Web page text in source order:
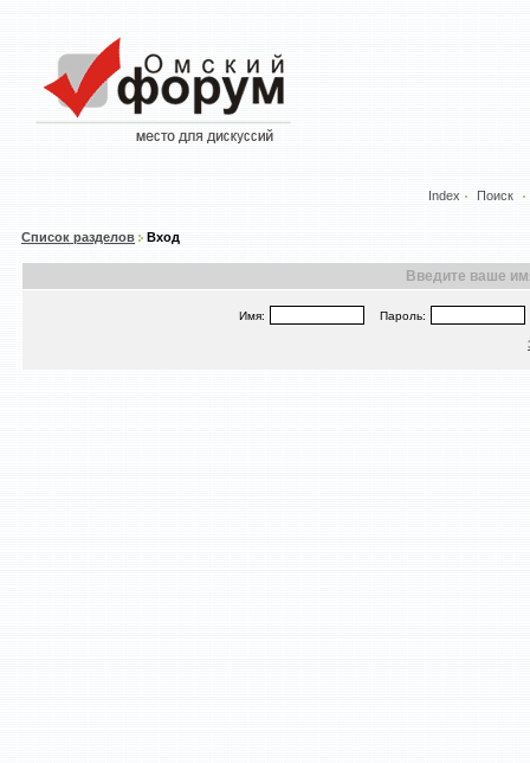
Index Поиск
Список разделов Вход
Введите ваше
Имя: Пароль: